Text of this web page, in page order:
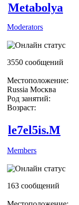
Metabolya
Moderators
3550 сообщений
Местоположение:
Russia Москва
Род занятий:
Возраст:
le7el5is.M
Members
163 сообщений